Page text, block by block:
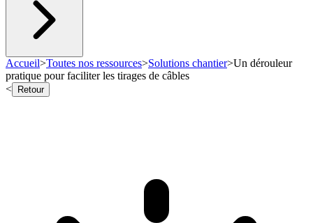
Accueil>Toutes nos ressources>Solutions chantier>Un dérouleur
pratique pour faciliter les tirages de câbles
<
Retour